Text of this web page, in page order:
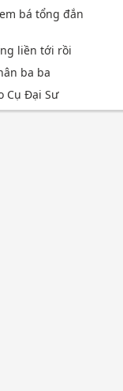
bá tổng đắn
liền tới rồi
ba ba
Cụ Đại Sư